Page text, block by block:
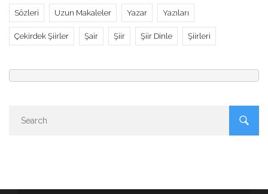
Sözleri Uzun Makaleler Yazar Yazıları
Çekirdek Şiirler Şair Şiir Şiir Dinle Şiirleri